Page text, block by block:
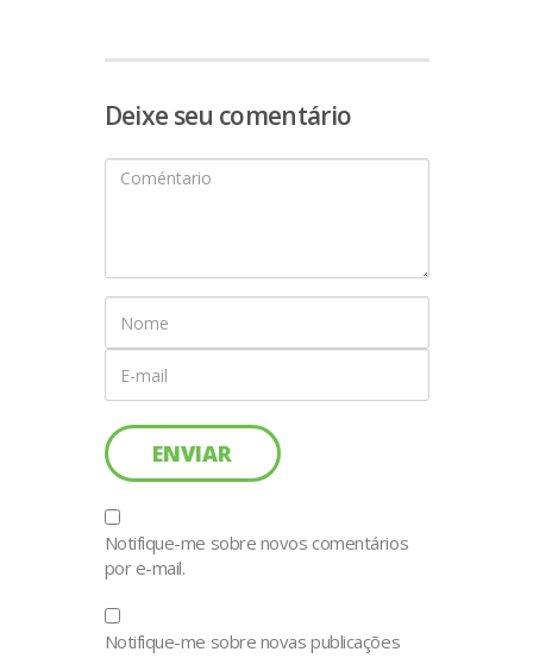
Deixe seu comentário
Notifique-me sobre novos comentários
por e-mail.
Notifique-me sobre novas publicações